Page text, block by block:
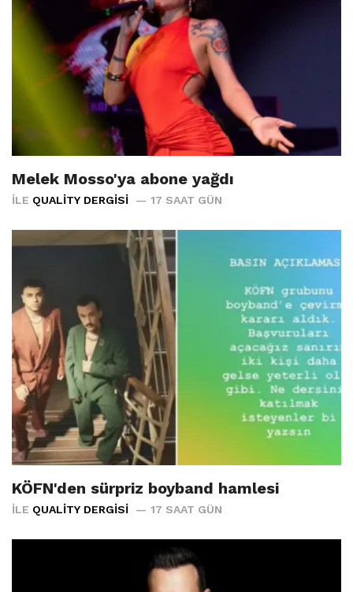
Melek Mosso'ya abone yağdı
İLE QUALITY DERGISI 17 SAAT GÜN
KÖFN'den sürpriz boyband hamlesi
İLE QUALITY DERGISI 17 SAAT GÜN